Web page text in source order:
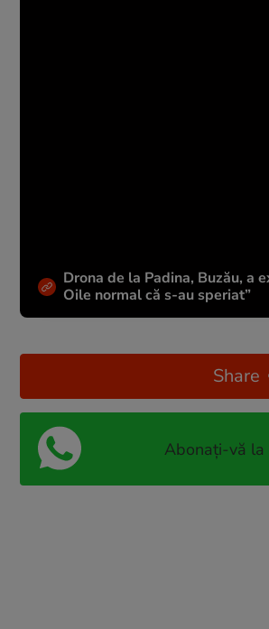
Drona de la Padina, Buzău, a
Oile normal că s-au speriat”
Share
Abonați-vă la